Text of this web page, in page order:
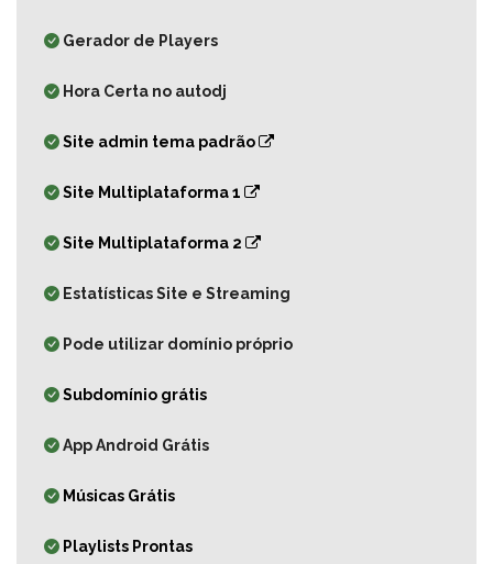
Gerador de Players
Hora Certa no autodj
Site admin tema padrão
Site Multiplataforma 1
Site Multiplataforma 2
Estatísticas Site e Streaming
Pode utilizar domínio próprio
Subdomínio grátis
App Android Grátis
Músicas Grátis
Playlists Prontas